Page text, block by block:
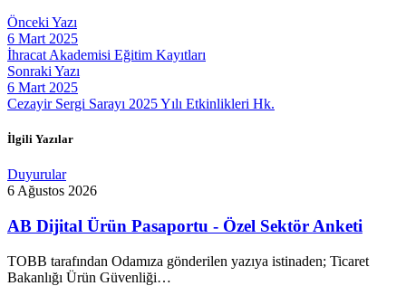
Önceki Yazı
6 Mart 2025
İhracat Akademisi Eğitim Kayıtları
Sonraki Yazı
6 Mart 2025
Cezayir Sergi Sarayı 2025 Yılı Etkinlikleri Hk.
İlgili Yazılar
Duyurular
6 Ağustos 2026
AB Dijital Ürün Pasaportu - Özel Sektör Anketi
TOBB tarafından Odamıza gönderilen yazıya istinaden; Ticaret
Bakanlığı Ürün Güvenliği…